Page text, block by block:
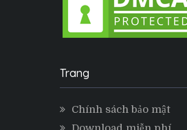
Trang
Chính sách bảo mật